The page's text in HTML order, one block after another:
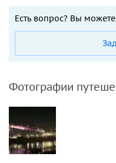
Есть вопрос? Вы
Фотографии